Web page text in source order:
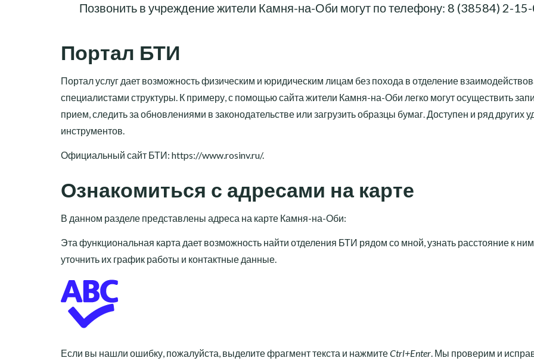
Позвонить в учреждение жители Камня-на-Оби могут по телефону: 8 (38584) 2-
Портал БТИ
Портал услуг дает возможность физическим и юридическим лицам без похода в отделение
специалистами структуры. К примеру, с помощью сайта жители Камня-на-Оби легко могут осуществить
прием, следить за обновлениями в законодательстве или загрузить образцы бумаг. Доступен и ряд других
инструментов.
Официальный сайт БТИ: https://www.rosinv.ru/.
Ознакомиться с адресами на карте
В данном разделе представлены адреса на карте Камня-на-Оби:
Эта функциональная карта дает возможность найти отделения БТИ рядом со мной, узнать расстояние к
уточнить их график работы и контактные данные.
Если вы нашли ошибку, пожалуйста, выделите фрагмент текста и нажмитеCtrl+Enter. Мы проверим и